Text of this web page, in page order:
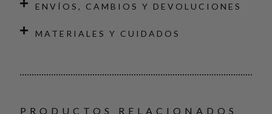
ENVÍOS, CAMBIOS Y DEVOLUCIONES
MATERIALES Y CUIDADOS
PRODUCTOS RELACIONADOS